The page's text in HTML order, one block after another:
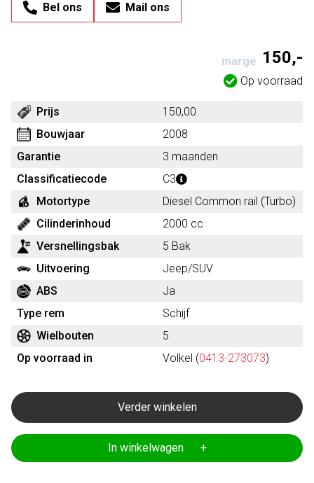
Bel ons Mail ons
marge 150,-
Op voorraad
Prijs
150,00
Bouwjaar
2008
Garantie
3 maanden
Classificatiecode
C3
Motortype
Diesel Common rail (Turbo)
Cilinderinhoud
2000 cc
Versnellingsbak
5 Bak
Uitvoering
Jeep/SUV
ABS
Ja
Type rem
Schijf
Wielbouten
5
Op voorraad in
Volkel (0413-273073)
Verder winkelen
In winkelwagen +